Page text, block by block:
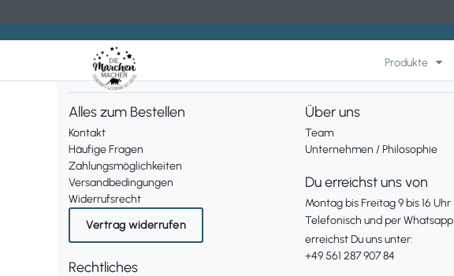
Produkte
Alles zum Bestellen
Kontakt
Häufige Fragen
Zahlungsmöglichkeiten
Versandbedingungen
Widerrufsrecht
Vertrag widerrufen
Rechtliches
Über uns
Team
Unternehmen / Philosophie
Du erreichst uns von
Montag bis Freitag 9 bis 16 Uhr
Telefonisch und per Whatsapp
erreichst Du uns unter:
+49 561 287 907 84